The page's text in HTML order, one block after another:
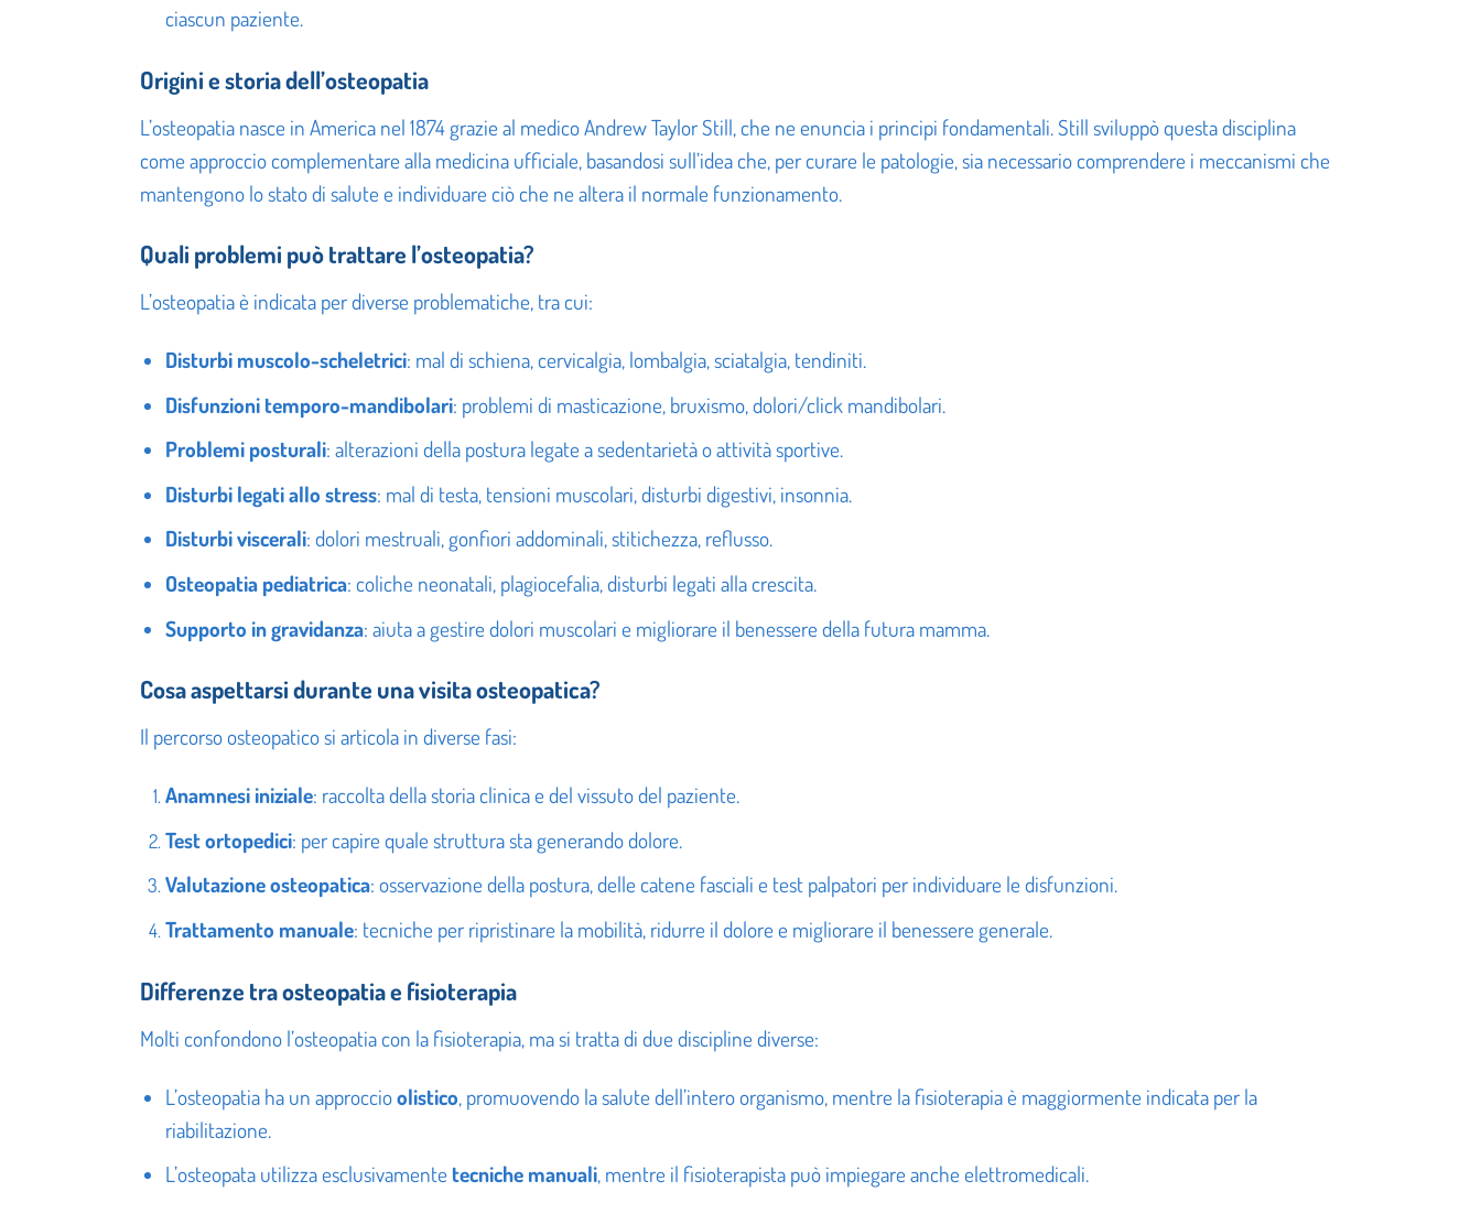
ciascun paziente.
Origini e storia dell’osteopatia
L’osteopatia nasce in America nel 1874 grazie al medico Andrew Taylor Still, che ne enuncia i principi fondamentali. Still sviluppò questa disciplina
come approccio complementare alla medicina ufficiale, basandosi sull’idea che, per curare le patologie, sia necessario comprendere i meccanismi che
mantengono lo stato di salute e individuare ciò che ne altera il normale funzionamento.
Quali problemi può trattare l’osteopatia?
L’osteopatia è indicata per diverse problematiche, tra cui:
Disturbi muscolo-scheletrici: mal di schiena, cervicalgia, lombalgia, sciatalgia, tendiniti.
Disfunzioni temporo-mandibolari: problemi di masticazione, bruxismo, dolori/click mandibolari.
Problemi posturali: alterazioni della postura legate a sedentarietà o attività sportive.
Disturbi legati allo stress: mal di testa, tensioni muscolari, disturbi digestivi, insonnia.
Disturbi viscerali: dolori mestruali, gonfiori addominali, stitichezza, reflusso.
Osteopatia pediatrica: coliche neonatali, plagiocefalia, disturbi legati alla crescita.
Supporto in gravidanza: aiuta a gestire dolori muscolari e migliorare il benessere della futura mamma.
Cosa aspettarsi durante una visita osteopatica?
Il percorso osteopatico si articola in diverse fasi:
Anamnesi iniziale: raccolta della storia clinica e del vissuto del paziente.
Test ortopedici: per capire quale struttura sta generando dolore.
Valutazione osteopatica: osservazione della postura, delle catene fasciali e test palpatori per individuare le disfunzioni.
Trattamento manuale: tecniche per ripristinare la mobilità, ridurre il dolore e migliorare il benessere generale.
Differenze tra osteopatia e fisioterapia
Molti confondono l’osteopatia con la fisioterapia, ma si tratta di due discipline diverse:
L’osteopatia ha un approccioolistico, promuovendo la salute dell’intero organismo, mentre la fisioterapia è maggiormente indicata per la
riabilitazione.
L’osteopata utilizza esclusivamente tecniche manuali, mentre il fisioterapista può impiegare anche elettromedicali.